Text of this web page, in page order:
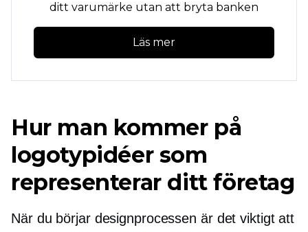
ditt varumärke utan att bryta banken
Läs mer
Hur man kommer på
logotypidéer som
representerar ditt företag
När du börjar designprocessen är det viktigt att